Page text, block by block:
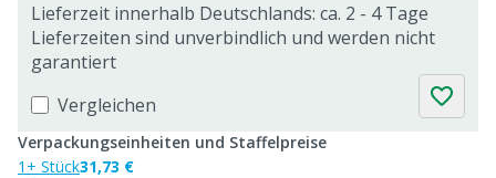
Lieferzeit innerhalb Deutschlands: ca. 2 - 4 Tage
Lieferzeiten sind unverbindlich und werden nicht
garantiert
Vergleichen
Verpackungseinheiten und Staffelpreise
1+ Stück31,73 €